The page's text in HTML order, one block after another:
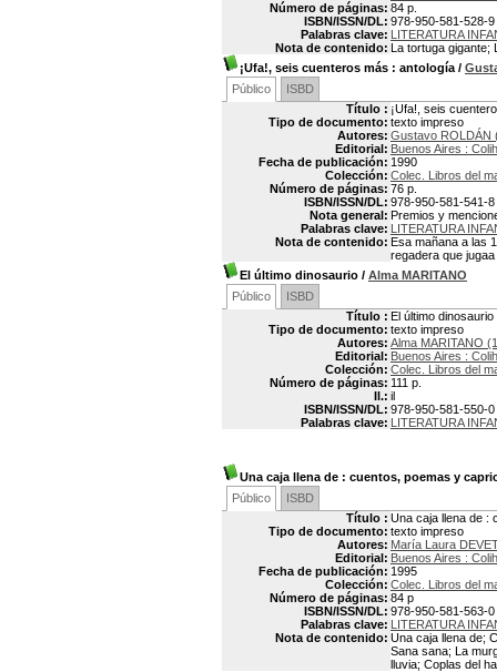
Número de páginas: 84 p.
ISBN/ISSN/DL: 978-950-581-528-9
Palabras clave: LITERATURA
Nota de contenido: La tortuga gigante;
¡Ufa!, seis cuenteros más : antología /
Público
ISBD
Título : ¡Ufa!, seis
Tipo de documento: texto impreso
Autores: Gustavo ROLDÁN
Editorial: Buenos Aires :
Fecha de publicación: 1990
Colección: Colec. Libros del
Número de páginas: 76 p.
ISBN/ISSN/DL: 978-950-581-541-8
Nota general: Premios y
Palabras clave: LITERATURA
Nota de contenido: Esa mañana a las
regadera que
El último dinosaurio / Alma MARITANO
Público
ISBD
Título : El último dinosaurio
Tipo de documento: texto impreso
Autores: Alma MARITANO
Editorial: Buenos Aires :
Colección: Colec. Libros del
Número de páginas: 111 p.
Il.: il
ISBN/ISSN/DL: 978-950-581-550-0
Palabras clave: LITERATURA
Una caja llena de : cuentos, poemas y
Público
ISBD
Título : Una caja llena de :
Tipo de documento: texto impreso
Autores: María Laura
Editorial: Buenos Aires :
Fecha de publicación: 1995
Colección: Colec. Libros del
Número de páginas: 84 p
ISBN/ISSN/DL: 978-950-581-563-0
Palabras clave: LITERATURA
Nota de contenido: Una caja llena de;
Sana sana; La
lluvia; Coplas del